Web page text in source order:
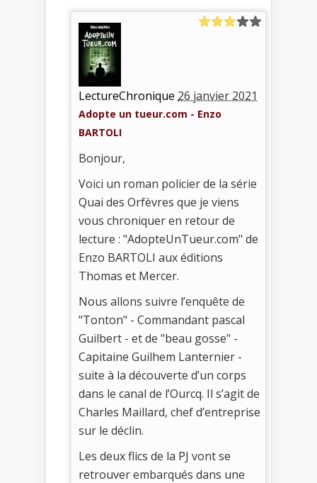
LectureChronique 26 janvier 2021
Adopte un tueur.com - Enzo
BARTOLI
Bonjour,
Voici un roman policier de la série
Quai des Orfèvres que je viens
vous chroniquer en retour de
lecture : "AdopteUnTueur.com" de
Enzo BARTOLI aux éditions
Thomas et Mercer.
Nous allons suivre l’enquête de
"Tonton" - Commandant pascal
Guilbert - et de "beau gosse" -
Capitaine Guilhem Lanternier -
suite à la découverte d’un corps
dans le canal de l’Ourcq. Il s’agit de
Charles Maillard, chef d’entreprise
sur le déclin.
Les deux flics de la PJ vont se
retrouver embarqués dans une